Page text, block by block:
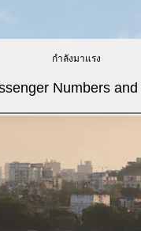
กำลังมาแรง
Numbers